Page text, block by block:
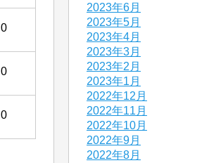
0
0
0
2023年6月
2023年5月
2023年4月
2023年3月
2023年2月
2023年1月
2022年12月
2022年11月
2022年10月
2022年9月
2022年8月